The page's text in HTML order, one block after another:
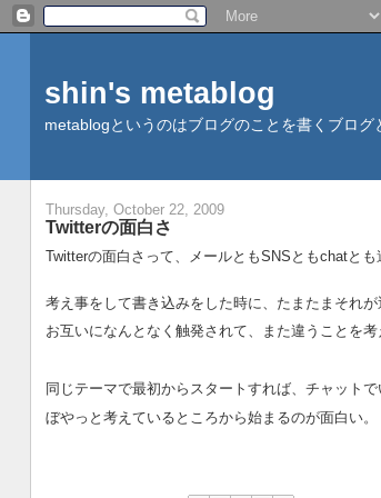
shin's metablog
metablogというのはブログのことを書くブロ
Thursday, October 22, 2009
Twitterの面白さ
Twitterの面白さって、メールともSNSともchatとも
考え事をして書き込みをした時に、たまたまそれが
お互いになんとなく触発されて、また違うことを考
同じテーマで最初からスタートすれば、チャットで
ぼやっと考えているところから始まるのが面白い。